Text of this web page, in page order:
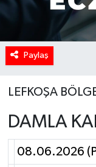
Paylaş
LEFKOŞA
DAMLA
08.06.2026